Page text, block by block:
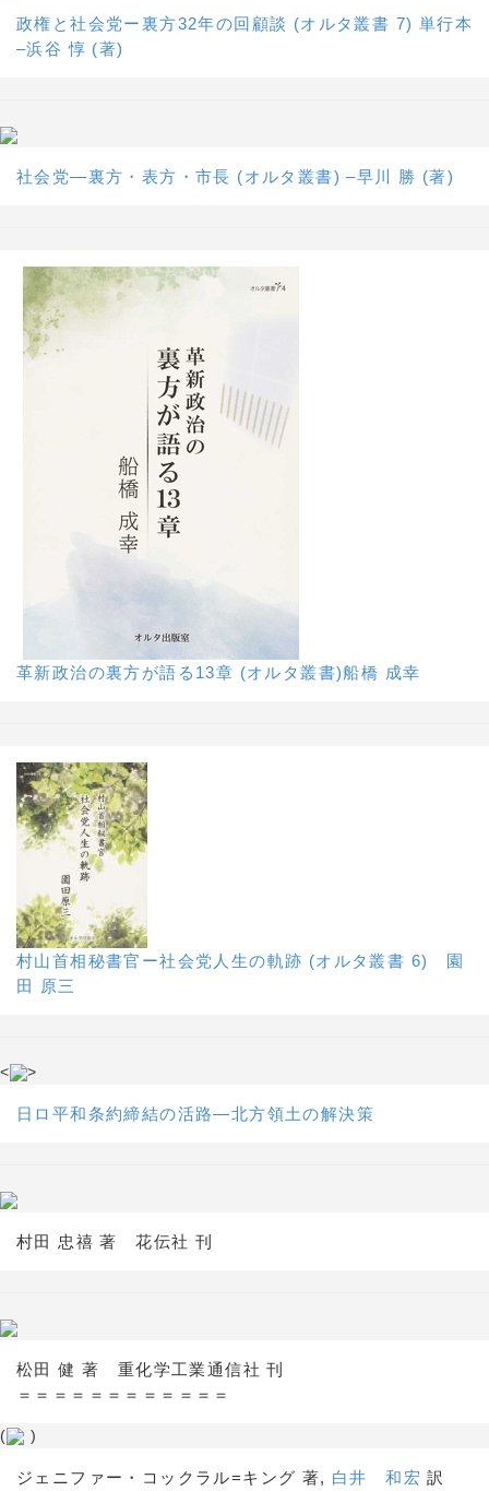
政権と社会党ー裏方32年の回顧談 (オルタ叢書 7) 単行本
–浜谷 惇 (著)
社会党―裏方・表方・市長 (オルタ叢書) –早川 勝 (著)
革新政治の裏方が語る13章 (オルタ叢書)船橋 成幸
村山首相秘書官ー社会党人生の軌跡 (オルタ叢書 6) 園
田 原三
< >
日ロ平和条約締結の活路―北方領土の解決策
村田 忠禧 著 花伝社 刊
松田 健 著 重化学工業通信社 刊
＝＝＝＝＝＝＝＝＝＝＝＝
( )
ジェニファー・コックラル=キング 著, 白井 和宏 訳